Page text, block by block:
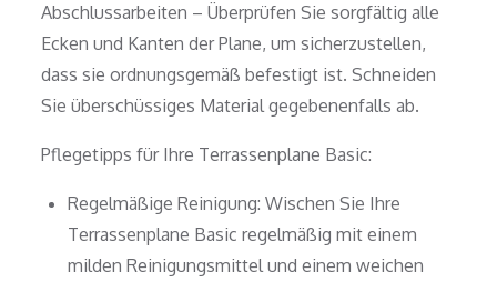
Abschlussarbeiten – Überprüfen Sie sorgfältig alle
Ecken und Kanten der Plane, um sicherzustellen,
dass sie ordnungsgemäß befestigt ist. Schneiden
Sie überschüssiges Material gegebenenfalls ab.
Pflegetipps für Ihre Terrassenplane Basic:
Regelmäßige Reinigung: Wischen Sie Ihre
Terrassenplane Basic regelmäßig mit einem
milden Reinigungsmittel und einem weichen